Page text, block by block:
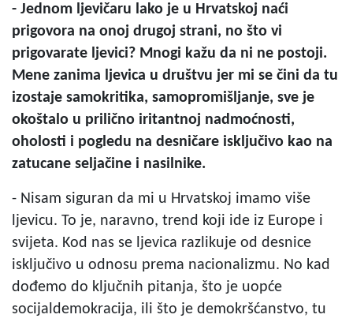
- Jednom ljevičaru lako je u Hrvatskoj naći
prigovora na onoj drugoj strani, no što vi
prigovarate ljevici? Mnogi kažu da ni ne postoji.
Mene zanima ljevica u društvu jer mi se čini da tu
izostaje samokritika, samopromišljanje, sve je
okoštalo u prilično iritantnoj nadmoćnosti,
oholosti i pogledu na desničare isključivo kao na
zatucane seljačine i nasilnike.
- Nisam siguran da mi u Hrvatskoj imamo više
ljevicu. To je, naravno, trend koji ide iz Europe i
svijeta. Kod nas se ljevica razlikuje od desnice
isključivo u odnosu prema nacionalizmu. No kad
dođemo do ključnih pitanja, što je uopće
socijaldemokracija, ili što je demokršćanstvo, tu